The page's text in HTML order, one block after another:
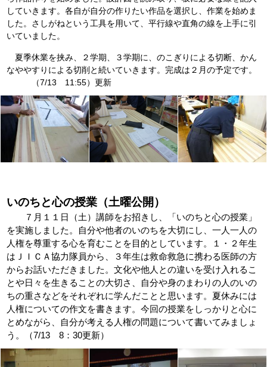
していきます。各自が自分の作りたい作品を選択し、作業を始めま
した。さしがねという工具を用いて、平行線や直角の線を上手に引
いていました。
夏季休業を挟み、２学期、３学期に、のこぎりによる切断、かん
なややすりによる切削と続いていきます。完成は２月の予定です。
（7/13 11:55）更新
いのちと心の授業（土曜公開）
７月１１日（土）講師をお招きし、「いのちと心の授業」
を実施しました。自分や他者のいのちを大切にし、一人一人の
人権を尊重する心を育むことを目的としています。１・２年生
はＪＩＣＡ協力隊員から、３年生は救命救急に携わる医師の方
からお話いただきました。文化や他人との違いを受け入れるこ
とや日々を生きることの大切さ、自分や身のまわりの人のいの
ちの重さなどをそれぞれに学んだことと思います。夏休みには
人権についての作文を書きます。今回の授業をしっかりと心に
とめながら、自分が考える人権の問題について書いてみましょ
う。（7/13 8：30更新）